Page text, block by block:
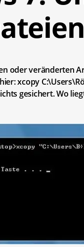
oder veränderten
xcopy
gesichert. Wo